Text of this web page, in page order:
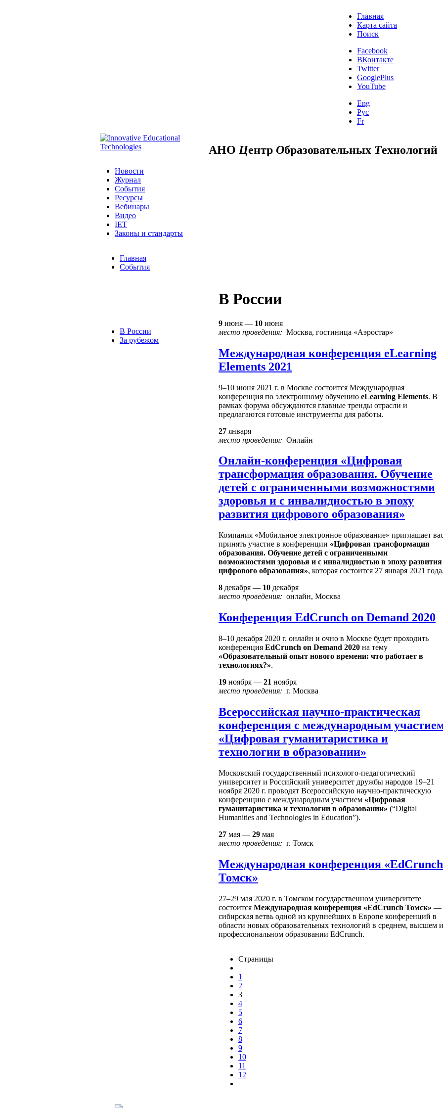
Главная
Карта сайта
Поиск
Facebook
ВКонтакте
Twitter
GooglePlus
YouTube
Eng
Рус
Fr
АНО Центр Образовательных Технологий
Новости
Журнал
События
Ресурсы
Вебинары
Видео
IET
Законы и стандарты
Главная
События
В России
В России
За рубежом
9 июня — 10 июня
место проведения: Москва, гостиница «Аэростар»
Международная конференция eLearning
Elements 2021
9–10 июня 2021 г. в Москве состоится Международная
конференция по электронному обучению eLearning Elements. В
рамках форума обсуждаются главные тренды отрасли и
предлагаются готовые инструменты для работы.
27 января
место проведения: Онлайн
Онлайн-конференция «Цифровая
трансформация образования. Обучение
детей с ограниченными возможностями
здоровья и с инвалидностью в эпоху
развития цифрового образования»
Компания «Мобильное электронное образование» приглашает
принять участие в конференции «Цифровая трансформация
образования. Обучение детей с ограниченными
возможностями здоровья и с инвалидностью в эпоху развития
цифрового образования», которая состоится 27 января 2021
8 декабря — 10 декабря
место проведения: онлайн, Москва
Конференция EdCrunch on Demand 2020
8–10 декабря 2020 г. онлайн и очно в Москве будет проходить
конференция EdCrunch on Demand 2020 на тему
«Образовательный опыт нового времени: что работает в
технологиях?».
19 ноября — 21 ноября
место проведения: г. Москва
Всероссийская научно-практическая
конференция с международным
«Цифровая гуманитаристика и
технологии в образовании»
Московский государственный психолого-педагогический
университет и Российский университет дружбы народов 19–21
ноября 2020 г. проводят Всероссийскую научно-практическую
конференцию с международным участием «Цифровая
гуманитаристика и технологии в образовании» (“Digital
Humanities and Technologies in Education”).
27 мая — 29 мая
место проведения: г. Томск
Международная конференция «EdCrunch
Томск»
27–29 мая 2020 г. в Томском государственном университете
состоится Международная конференция «EdCrunch Томск» —
сибирская ветвь одной из крупнейших в Европе конференций в
области новых образовательных технологий в среднем, высшем и
профессиональном образовании EdCrunch.
Страницы
1
2
3
4
5
6
7
8
9
10
11
12